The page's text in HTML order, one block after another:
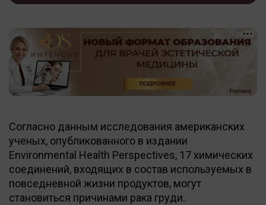
Согласно данным исследования американских
ученых, опубликованного в издании
Environmental Health Perspectives, 17 химических
соединений, входящих в состав используемых в
повседневной жизни продуктов, могут
становиться причинами рака груди.